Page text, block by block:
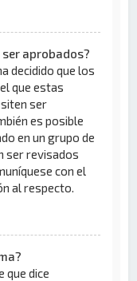
ser aprobados?
decidido que los
que estas
ser
es posible
en un grupo de
ser revisados
con el
al respecto.
que dice